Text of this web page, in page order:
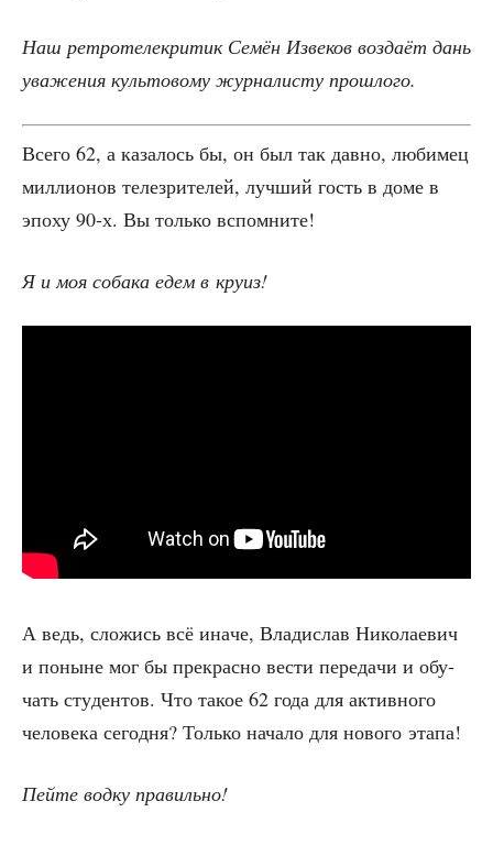
Наш ретро­те­ле­кри­тик Семён Изве­ков воз­да­ёт дань
ува­же­ния куль­то­во­му жур­на­ли­сту прошлого.
Все­го 62, а каза­лось бы, он был так дав­но, люби­мец
мил­ли­о­нов теле­зри­те­лей, луч­ший гость в доме в
эпо­ху 90‑х. Вы толь­ко вспомните!
Я и моя соба­ка едем в круиз!
А ведь, сло­жись всё ина­че, Вла­ди­слав Нико­ла­е­вич
и поныне мог бы пре­крас­но вести пере­да­чи и обу­
чать сту­ден­тов. Что такое 62 года для актив­но­го
чело­ве­ка сего­дня? Толь­ко нача­ло для ново­го этапа!
Пей­те вод­ку правильно!